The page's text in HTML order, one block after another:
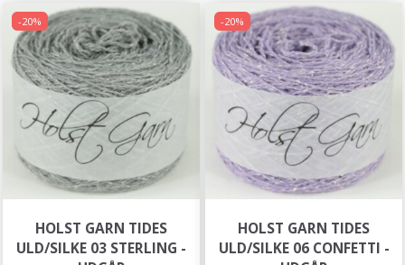
-20%
HOLST GARN TIDES
ULD/SILKE 03 STERLING -
-20%
HOLST GARN TIDES
ULD/SILKE 06 CONFETTI -